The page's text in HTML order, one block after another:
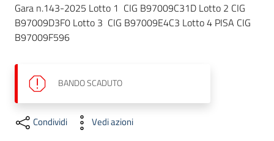
Gara n.143-2025 Lotto 1  CIG B97009C31D Lotto 2 CIG
B97009D3F0 Lotto 3  CIG B97009E4C3 Lotto 4 PISA CIG
B97009F596
BANDOSCADUTO
Condividi Vedi azioni